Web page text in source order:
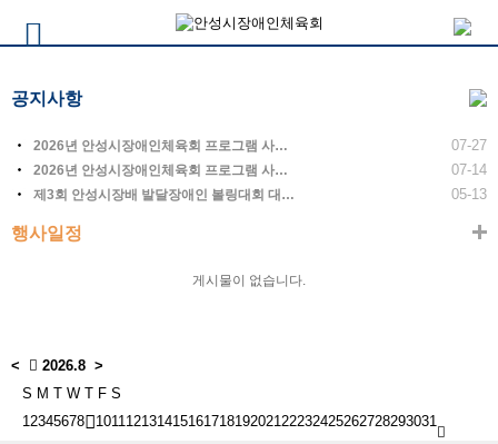
공지사항
2026년 안성시장애인체육회 프로그램 사… 07-27
2026년 안성시장애인체육회 프로그램 사… 07-14
제3회 안성시장배 발달장애인 볼링대회 대… 05-13
행사일정
게시물이 없습니다.
< 2026.8 >
S M T W T F S
12345678 10111213141516171819202122232425262728293031